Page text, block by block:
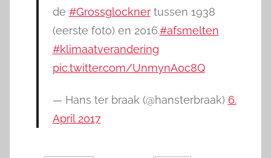
de #Grossglocknertussen 1938
(eerste foto) en 2016.#afsmelten
#klimaatverandering
pic.twitter.com/UnmynA0c8Q
— Hans ter braak (@hansterbraak) 6.
April 2017